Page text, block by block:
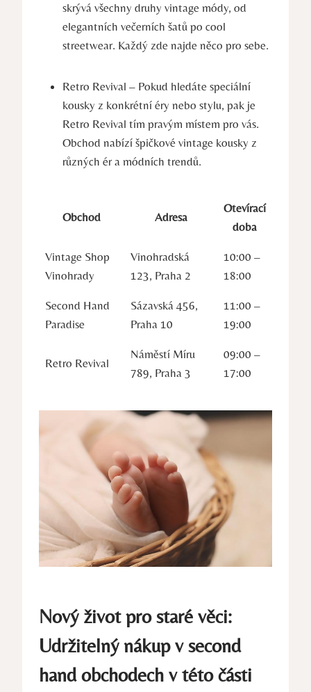
skrývá všechny druhy vintage módy, od
elegantních večerních šatů po cool
streetwear. Každý zde najde něco pro sebe.
Retro Revival – Pokud hledáte speciální
kousky z konkrétní éry nebo stylu, pak je
Retro Revival tím pravým místem pro vás.
Obchod nabízí špičkové vintage kousky z
různých ér a módních trendů.
Obchod Adresa
Otevírací
doba
Vintage Shop
Vinohrady
Vinohradská
123, Praha 2
10:00 –
18:00
Second Hand
Paradise
Sázavská 456,
Praha 10
11:00 –
19:00
Retro Revival
Náměstí Míru
789, Praha 3
09:00 –
17:00
Nový život pro staré věci:
Udržitelný nákup v second
hand obchodech v této části